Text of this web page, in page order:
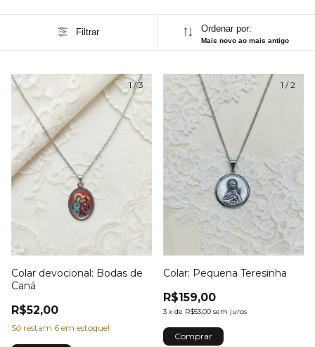
Filtrar Ordenar por:
Mais novo ao mais antigo
1/3
Colar devocional: Bodas de
Caná
R$52,00
Só restam 6 em estoque!
1 /2
Colar: Pequena Teresinha
R$159,00
3 x de R$53,00 sem juros
Comprar